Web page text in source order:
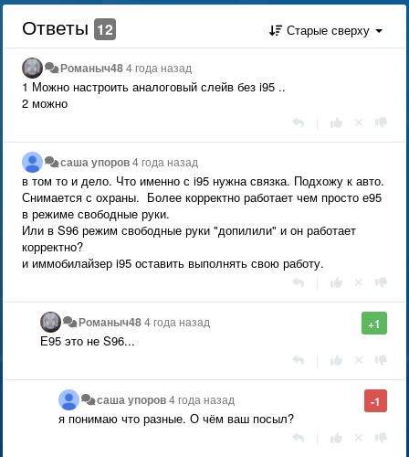
Ответы 12 Старые сверху
Романыч484 года назад
1 Можно настроить аналоговый слейв без i95 ..
2 можно
саша упоров4 года назад
в том то и дело. Что именно с i95 нужна связка. Подхожу к авто.
Снимается с охраны. Более корректно работает чем просто е95
в режиме свободные руки.
Или в S96 режим свободные руки "допилили" и он работает
корректно?
и иммобилайзер i95 оставить выполнять свою работу.
+1
Романыч484 года назад
Е95 это не S96...
-1
саша упоров4 года назад
я понимаю что разные. О чём ваш посыл?